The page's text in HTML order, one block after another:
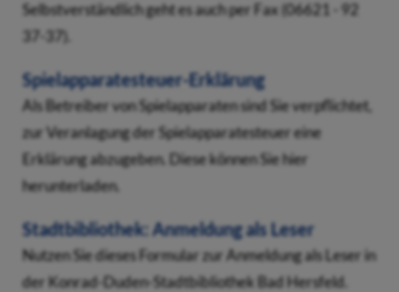
Selbstverständlich geht es auch per Fax (06621 - 92
37-37).
Spielapparatesteuer-Erklärung
Als Betreiber von Spielapparaten sind Sie verpflichtet,
zur Veranlagung der Spielapparatesteuer eine
Erklärung abzugeben. Diese können Sie hier
herunterladen.
Stadtbibliothek: Anmeldung als Leser
Nutzen Sie dieses Formular zur Anmeldung als Leser in
der Konrad-Duden-Stadtbibliothek Bad Hersfeld.